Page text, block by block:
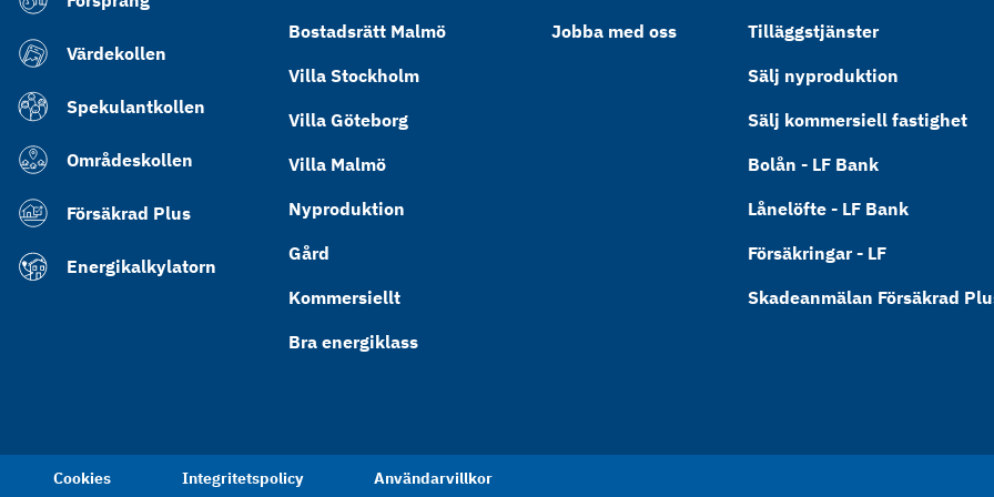
Värdekollen
Spekulantkollen
Områdeskollen
Försäkrad Plus
Energikalkylatorn
Bostadsrätt Malmö
Villa Stockholm
Villa Göteborg
Villa Malmö
Nyproduktion
Gård
Kommersiellt
Bra energiklass
Jobba med oss
Tilläggstjänster
Sälj nyproduktion
Sälj kommersiell fastighet
Bolån - LF Bank
Lånelöfte - LF Bank
Försäkringar - LF
Skadeanmälan Försäkrad
Cookies Integritetspolicy Användarvillkor